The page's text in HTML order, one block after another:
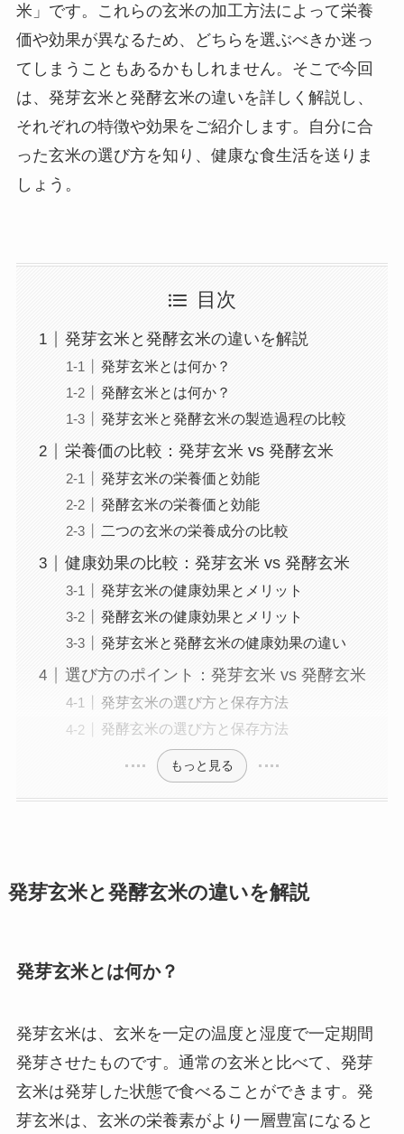
米」です。これらの玄米の加工方法によって栄養
価や効果が異なるため、どちらを選ぶべきか迷っ
てしまうこともあるかもしれません。そこで今回
は、発芽玄米と発酵玄米の違いを詳しく解説し、
それぞれの特徴や効果をご紹介します。自分に合
った玄米の選び方を知り、健康な食生活を送りま
しょう。
目次
発芽玄米と発酵玄米の違いを解説
発芽玄米とは何か？
発酵玄米とは何か？
発芽玄米と発酵玄米の製造過程の比較
栄養価の比較：発芽玄米 vs 発酵玄米
発芽玄米の栄養価と効能
発酵玄米の栄養価と効能
二つの玄米の栄養成分の比較
健康効果の比較：発芽玄米 vs 発酵玄米
発芽玄米の健康効果とメリット
発酵玄米の健康効果とメリット
発芽玄米と発酵玄米の健康効果の違い
選び方のポイント：発芽玄米 vs 発酵玄米
発芽玄米の選び方と保存方法
発酵玄米の選び方と保存方法
もっと見る
発芽玄米と発酵玄米の違いを解説
発芽玄米とは何か？
発芽玄米は、玄米を一定の温度と湿度で一定期間
発芽させたものです。通常の玄米と比べて、発芽
玄米は発芽した状態で食べることができます。発
芽玄米は、玄米の栄養素がより一層豊富になると